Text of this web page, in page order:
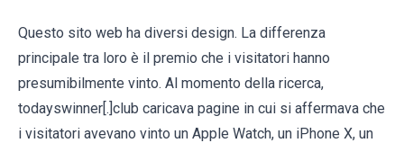
Questo sito web ha diversi design. La differenza
principale tra loro è il premio che i visitatori hanno
presumibilmente vinto. Al momento della ricerca,
todayswinner[.]club caricava pagine in cui si affermava che
i visitatori avevano vinto un Apple Watch, un iPhone X, un